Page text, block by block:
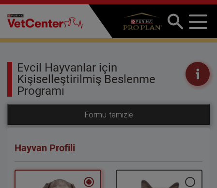
Ana içeriğe atla
Evcil Hayvanlar için
Kişiselleştirilmiş Beslenme
Programı
Hayvan Profili